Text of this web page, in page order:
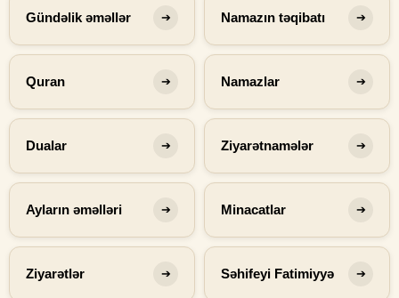
Gündəlik əməllər ➔ Namazın təqibatı ➔
Quran ➔ Namazlar ➔
Dualar ➔ Ziyarətnamələr ➔
Ayların əməlləri ➔ Minacatlar ➔
Ziyarətlər ➔ Səhifeyi Fatimiyyə ➔